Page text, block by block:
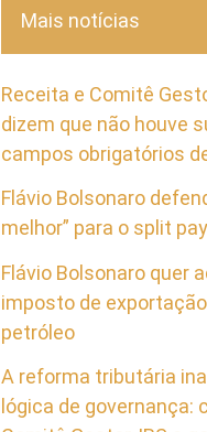
Mais notícias
Receita e Comitê
dizem que não houve
campos obrigatórios
Flávio Bolsonaro
melhor” para o split
Flávio Bolsonaro quer
imposto de
petróleo
A reforma tributária
lógica de governança: